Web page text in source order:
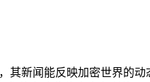
其新闻能反映加密世界的